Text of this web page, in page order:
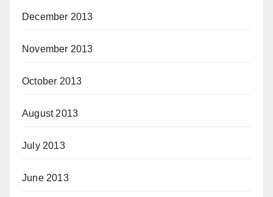
December 2013
November 2013
October 2013
August 2013
July 2013
June 2013